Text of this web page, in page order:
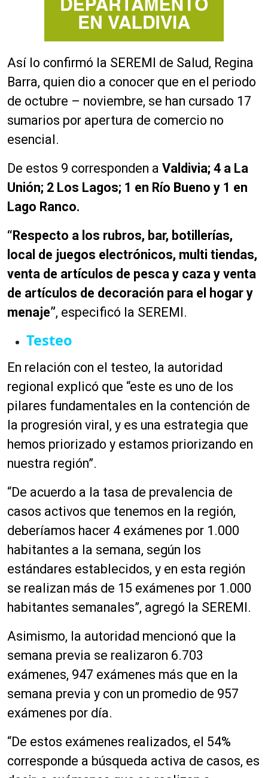
Así lo confirmó la SEREMI de Salud, Regina
Barra, quien dio a conocer que en el periodo
de octubre – noviembre, se han cursado 17
sumarios por apertura de comercio no
esencial.
De estos 9 corresponden a Valdivia; 4 a La
Unión; 2 Los Lagos; 1 en Río Bueno y 1 en
Lago Ranco.
“Respecto a los rubros, bar, botillerías,
local de juegos electrónicos, multi tiendas,
venta de artículos de pesca y caza y venta
de artículos de decoración para el hogar y
menaje”, especificó la SEREMI.
Testeo
En relación con el testeo, la autoridad
regional explicó que “este es uno de los
pilares fundamentales en la contención de
la progresión viral, y es una estrategia que
hemos priorizado y estamos priorizando en
nuestra región”.
“De acuerdo a la tasa de prevalencia de
casos activos que tenemos en la región,
deberíamos hacer 4 exámenes por 1.000
habitantes a la semana, según los
estándares establecidos, y en esta región
se realizan más de 15 exámenes por 1.000
habitantes semanales”, agregó la SEREMI.
Asimismo, la autoridad mencionó que la
semana previa se realizaron 6.703
exámenes, 947 exámenes más que en la
semana previa y con un promedio de 957
exámenes por día.
“De estos exámenes realizados, el 54%
corresponde a búsqueda activa de casos, es